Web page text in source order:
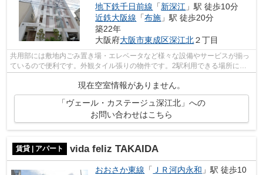
地下鉄千日前線 「新深江 」駅 徒歩10分
近鉄大阪線 「布施 」駅 徒歩20分
築22年
大阪府大阪市東成区深江北２丁目
共用部には敷地内ごみ置き場・エレベータなど様々な設備やサービスが揃っ
ているので便利です。外観タイル張りの物件です。2駅利用できる場所にあ
現在空室情報がありません。
「ヴェール・カステージュ深江北」への
お問い合わせはこちら
賃貸 | アパート vida feliz TAKAIDA
おおさか東線 「 ＪＲ河内永和 」駅 徒歩10